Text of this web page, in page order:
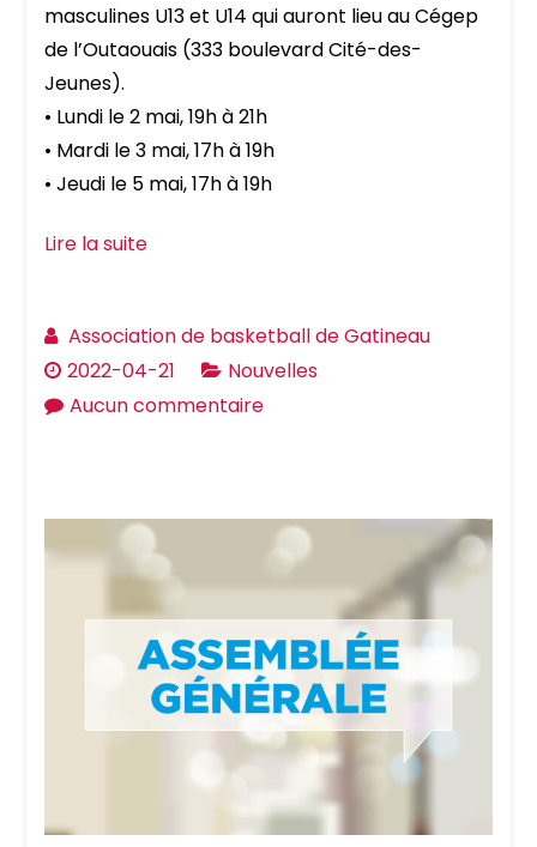
masculines U13 et U14 qui auront lieu au Cégep
de l’Outaouais (333 boulevard Cité-des-
Jeunes).
• Lundi le 2 mai, 19h à 21h
• Mardi le 3 mai, 17h à 19h
• Jeudi le 5 mai, 17h à 19h
Lire la suite
Association de basketball de Gatineau
2022-04-21
Nouvelles
Aucun commentairesur
Garçons